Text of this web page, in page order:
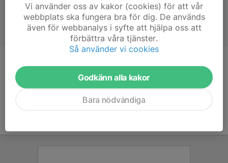
Titel Kassör
Vi använder oss av kakor (cookies) för att vår
webbplats ska fungera bra för dig. De används
även för webbanalys i syfte att hjälpa oss att
förbättra våra tjänster.
Så använder vi cookies
Godkänn alla kakor
Bara nödvändiga